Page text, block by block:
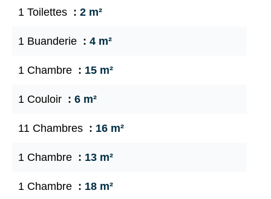
1 Toilettes 2 m²
1 Buanderie 4 m²
1 Chambre 15 m²
1 Couloir 6 m²
11 Chambres 16 m²
1 Chambre 13 m²
1 Chambre 18 m²